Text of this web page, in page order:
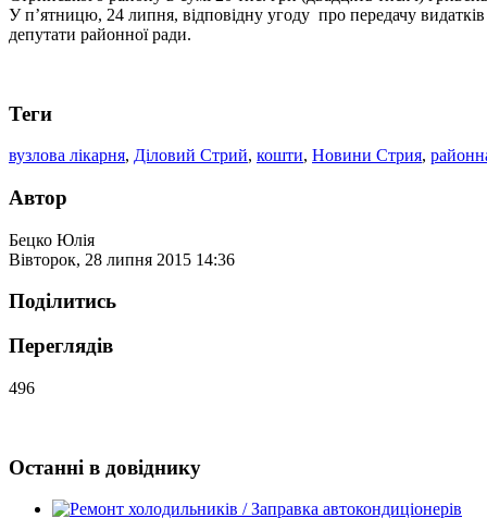
У п’ятницю, 24 липня, відповідну угоду про передачу
депутати районної ради.
Теги
вузлова лікарня, Діловий Стрий, кошти, Новини Стрия,
Автор
Бецко Юлія
Вівторок, 28 липня 2015 14:36
Поділитись
Переглядів
496
Останні в довіднику